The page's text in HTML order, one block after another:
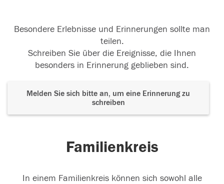
Besondere Erlebnisse und Erinnerungen sollte man
teilen.
Schreiben Sie über die Ereignisse, die Ihnen
besonders in Erinnerung geblieben sind.
Melden Sie sich bitte an, um eine Erinnerung zu
schreiben
Familienkreis
In einem Familienkreis können sich sowohl alle